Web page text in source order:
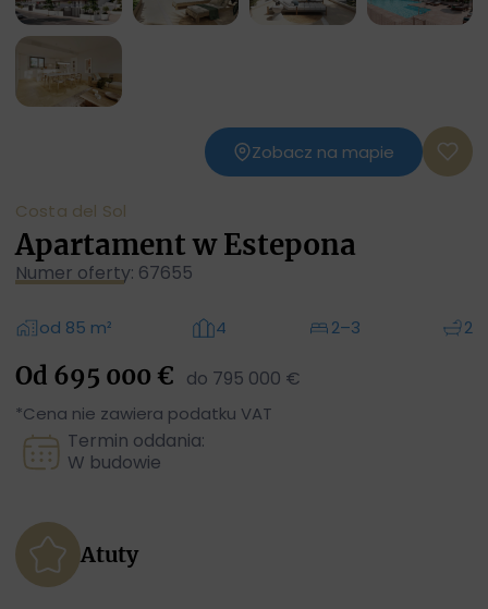
Zobacz na mapie
Costa del Sol
Apartament w Estepona
Numer oferty: 67655
od 85 m² 4 2–3 2
Od 695 000 € do 795 000 €
*Cena nie zawiera podatku VAT
Termin oddania:
W budowie
Atuty